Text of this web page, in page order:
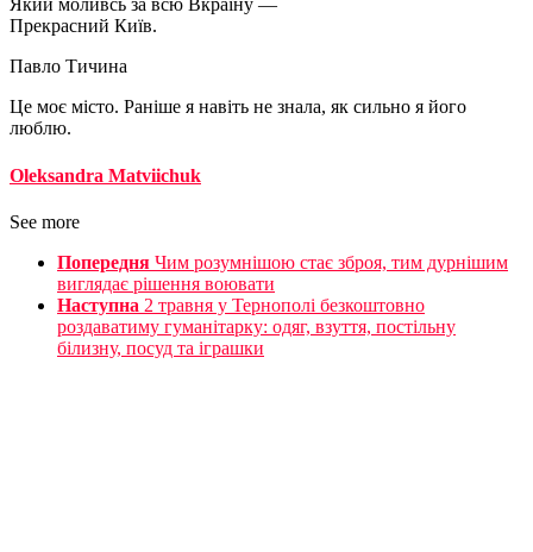
Який моливсь за всю Вкраїну —
Прекрасний Київ.
Павло Тичина
Це моє місто. Раніше я навіть не знала, як сильно я його
люблю.
Oleksandra Matviichuk
See more
Попередня Чим розумнішою стає зброя, тим дурнішим
виглядає рішення воювати
Наступна 2 травня у Тернополі безкоштовно
роздаватиму гуманітарку: одяг, взуття, постільну
білизну, посуд та іграшки